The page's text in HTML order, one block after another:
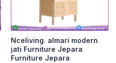
Nceliving. almari modern
jati Furniture Jepara
Furniture Jepara